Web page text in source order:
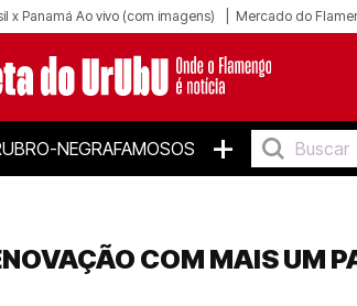
x Panamá Ao vivo (com imagens) Mercado do
NEGRAFAMOSOS +
COM MAIS UM